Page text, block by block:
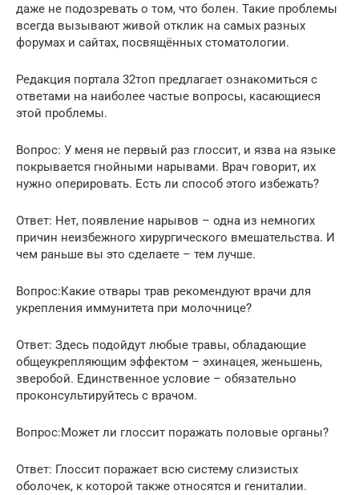
даже не подозревать о том, что болен. Такие проблемы
всегда вызывают живой отклик на самых разных
форумах и сайтах, посвящённых стоматологии.
Редакция портала 32топ предлагает ознакомиться с
ответами на наиболее частые вопросы, касающиеся
этой проблемы.
Вопрос: У меня не первый раз глоссит, и язва на языке
покрывается гнойными нарывами. Врач говорит, их
нужно оперировать. Есть ли способ этого избежать?
Ответ: Нет, появление нарывов – одна из немногих
причин неизбежного хирургического вмешательства. И
чем раньше вы это сделаете – тем лучше.
Вопрос:Какие отвары трав рекомендуют врачи для
укрепления иммунитета при молочнице?
Ответ: Здесь подойдут любые травы, обладающие
общеукрепляющим эффектом – эхинацея, женьшень,
зверобой. Единственное условие – обязательно
проконсультируйтесь с врачом.
Вопрос:Может ли глоссит поражать половые органы?
Ответ: Глоссит поражает всю систему слизистых
оболочек, к которой также относятся и гениталии.